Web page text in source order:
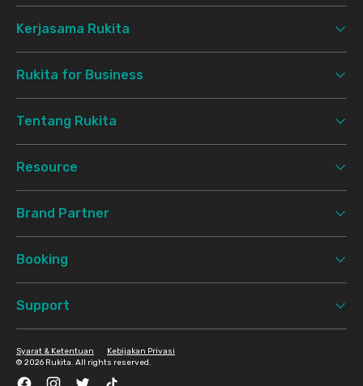
Kerjasama Rukita
Rukita for Business
Tentang Rukita
Resource
Brand Partner
Booking
Support
© 2026 Rukita. All rights reserved.
Syarat & Ketentuan Kebijakan Privasi
FacebookInstagramTwitter TikTok